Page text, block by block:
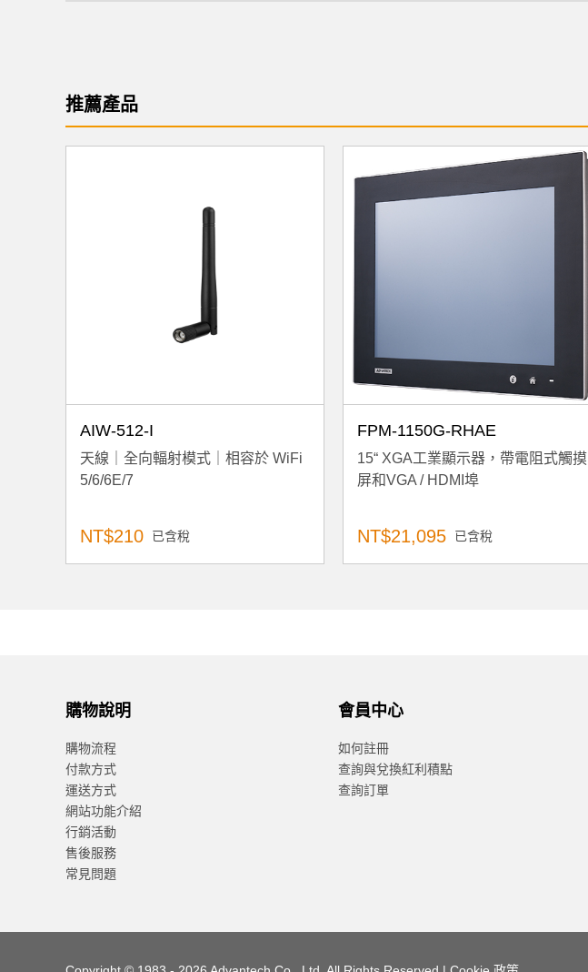
推薦產品
AIW-512-I
天線｜全向輻射模式｜相容於 WiFi
5/6/6E/7
NT$210 已含稅
FPM-1150G-RHAE
15“ XGA工業顯示器，帶電阻式觸摸
屏和VGA / HDMI埠
NT$21,095 已含稅
購物說明
購物流程
付款方式
運送方式
網站功能介紹
行銷活動
售後服務
常見問題
會員中心
如何註冊
查詢與兌換紅利積點
查詢訂單